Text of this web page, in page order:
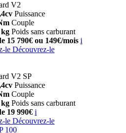
V2
Puissance
Couple
kg Poids sans carburant
15 790€ ou 149€/mois i
le Découvrez-le
V2 SP
Puissance
Couple
kg Poids sans carburant
19 990€ i
le Découvrez-le
100